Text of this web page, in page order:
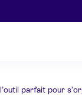
parfait pour